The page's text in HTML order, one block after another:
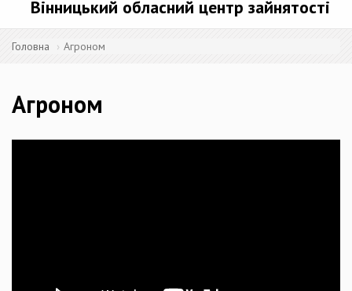
Вінницький обласний центр зайнятості
Головна Агроном
Агроном